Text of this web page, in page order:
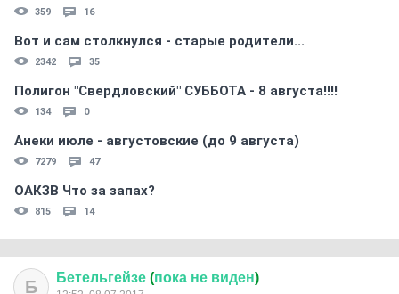
359 16
Вот и сам столкнулся - старые родители...
2342 35
Полигон "Свердловский" СУББОТА - 8 августа!!!!
134 0
Анеки июле - августовские (до 9 августа)
7279 47
ОАКЗВ Что за запах?
815 14
Б Бетельгейзе (пока не виден)